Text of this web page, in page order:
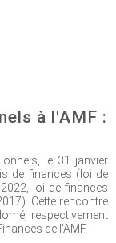
à l'AMF :
le 31 janvier
de finances (loi de
loi de finances
Cette rencontre
respectivement
de l'AMF.